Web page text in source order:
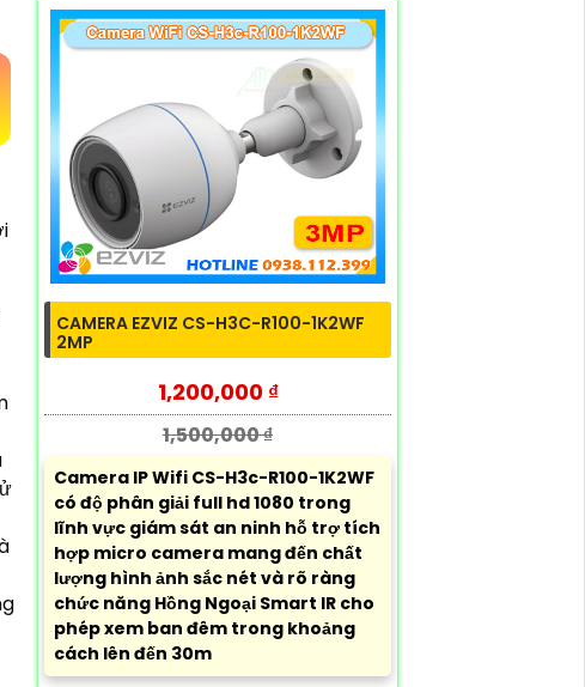
CAMERA EZVIZ CS-H3C-R100-1K2WF
2MP
1,200,000 ₫
1,500,000 ₫
Camera IP Wifi CS-H3c-R100-1K2WF
có độ phân giải full hd 1080 trong
lĩnh vực giám sát an ninh hỗ trợ tích
hợp micro camera mang đến chất
lượng hình ảnh sắc nét và rõ ràng
chức năng Hồng Ngoại Smart IR cho
phép xem ban đêm trong khoảng
cách lên đến 30m